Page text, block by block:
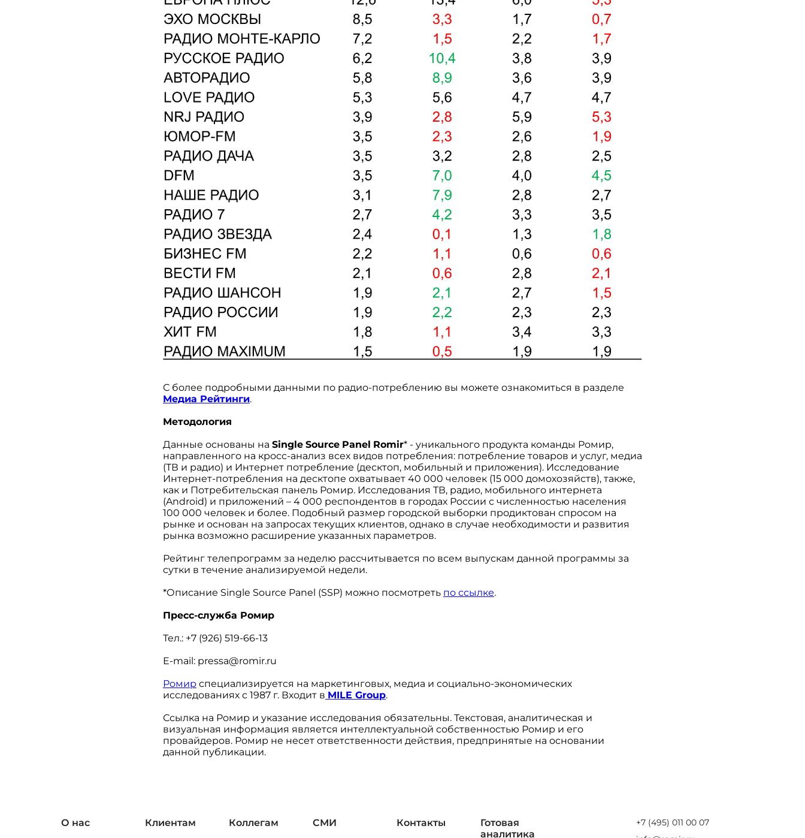
С более подробными данными по радио-потреблению вы можете ознакомиться в разделе
Медиа Рейтинги.
Методология
Данные основаны на Single Source Panel Romir* - уникального продукта команды Ромир,
направленного на кросс-анализ всех видов потребления: потребление товаров и услуг, медиа
(ТВ и радио) и Интернет потребление (десктоп, мобильный и приложения). Исследование
Интернет-потребления на десктопе охватывает 40 000 человек (15 000 домохозяйств), также,
как и Потребительская панель Ромир. Исследования ТВ, радио, мобильного интернета
(Android) и приложений – 4 000 респондентов в городах России с численностью населения
100 000 человек и более. Подобный размер городской выборки продиктован спросом на
рынке и основан на запросах текущих клиентов, однако в случае необходимости и развития
рынка возможно расширение указанных параметров.
Рейтинг телепрограмм за неделю рассчитывается по всем выпускам данной программы за
сутки в течение анализируемой недели.
*Описание Single Source Panel (SSP) можно посмотреть по ссылке.
Пресс-служба Ромир
Тел.: +7 (926) 519-66-13
E-mail: pressa@romir.ru
Ромир специализируется на маркетинговых, медиа и социально-экономических
исследованиях с 1987 г. Входит в MILE Group.
Ссылка на Ромир и указание исследования обязательны. Текстовая, аналитическая и
визуальная информация является интеллектуальной собственностью Ромир и его
провайдеров. Ромир не несет ответственности действия, предпринятые на основании
данной публикации.
О нас Клиентам Коллегам СМИ Контакты
Готовая
аналитика
+7 (495) 011 00 07